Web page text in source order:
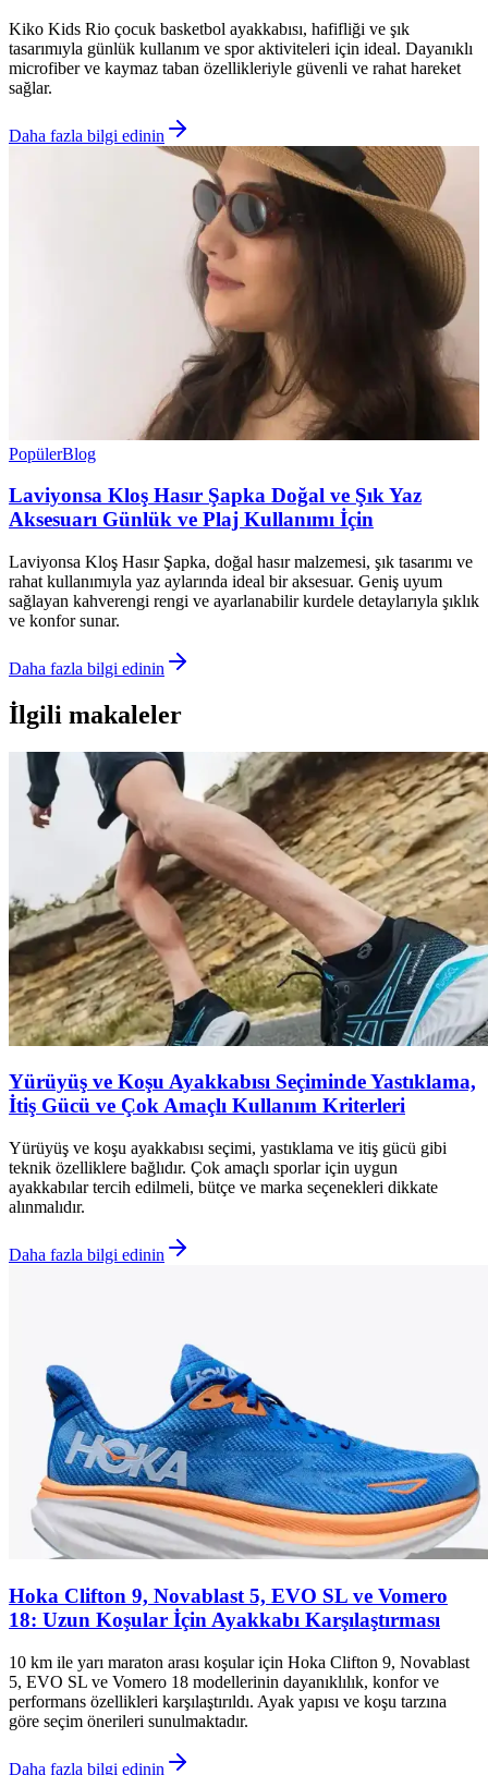
Kiko Kids Rio çocuk basketbol ayakkabısı, hafifliği ve şık
tasarımıyla günlük kullanım ve spor aktiviteleri için ideal. Dayanıklı
microfiber ve kaymaz taban özellikleriyle güvenli ve rahat hareket
sağlar.
Daha fazla bilgi edinin
PopülerBlog
Laviyonsa Kloş Hasır Şapka Doğal ve Şık Yaz
Aksesuarı Günlük ve Plaj Kullanımı İçin
Laviyonsa Kloş Hasır Şapka, doğal hasır malzemesi, şık tasarımı ve
rahat kullanımıyla yaz aylarında ideal bir aksesuar. Geniş uyum
sağlayan kahverengi rengi ve ayarlanabilir kurdele detaylarıyla şıklık
ve konfor sunar.
Daha fazla bilgi edinin
İlgili makaleler
Yürüyüş ve Koşu Ayakkabısı Seçiminde Yastıklama,
İtiş Gücü ve Çok Amaçlı Kullanım Kriterleri
Yürüyüş ve koşu ayakkabısı seçimi, yastıklama ve itiş gücü gibi
teknik özelliklere bağlıdır. Çok amaçlı sporlar için uygun
ayakkabılar tercih edilmeli, bütçe ve marka seçenekleri dikkate
alınmalıdır.
Daha fazla bilgi edinin
Hoka Clifton 9, Novablast 5, EVO SL ve Vomero
18: Uzun Koşular İçin Ayakkabı Karşılaştırması
10 km ile yarı maraton arası koşular için Hoka Clifton 9, Novablast
5, EVO SL ve Vomero 18 modellerinin dayanıklılık, konfor ve
performans özellikleri karşılaştırıldı. Ayak yapısı ve koşu tarzına
göre seçim önerileri sunulmaktadır.
Daha fazla bilgi edinin